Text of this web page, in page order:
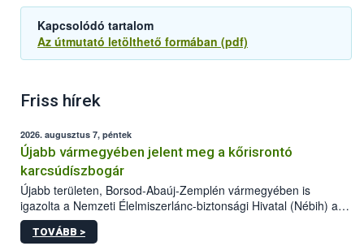
Kapcsolódó tartalom
Az útmutató letölthető formában (pdf)
Friss hírek
2026. augusztus 7, péntek
Újabb vármegyében jelent meg a kőrisrontó
karcsúdíszbogár
Újabb területen, Borsod-Abaúj-Zemplén vármegyében is
igazolta a Nemzeti Élelmiszerlánc-biztonsági Hivatal (Nébih) a
kőrisrontó karcsúdíszbogár (Agrilus planipennis) jelenlétét. A
kártevőt nem csak színcsapdában találták meg, de már fertőzött
TOVÁBB >